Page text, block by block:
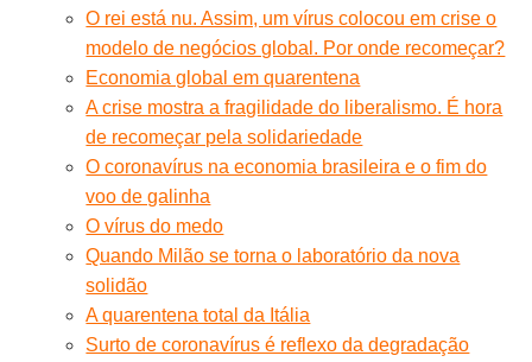
O rei está nu. Assim, um vírus colocou em crise o
modelo de negócios global. Por onde recomeçar?
Economia global em quarentena
A crise mostra a fragilidade do liberalismo. É hora
de recomeçar pela solidariedade
O coronavírus na economia brasileira e o fim do
voo de galinha
O vírus do medo
Quando Milão se torna o laboratório da nova
solidão
A quarentena total da Itália
Surto de coronavírus é reflexo da degradação